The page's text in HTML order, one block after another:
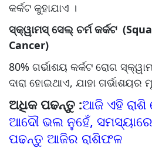
କର୍କଟ କୁହାଯାଏ ।
ସ୍କ୍ୱାମସ୍ ସେଲ୍ ଚର୍ମ କର୍କଟ
Cancer)
80% ଗର୍ଭାଶୟ କର୍କଟ ରୋଗ
ଦାରା ହୋଇଥାଏ, ଯାହା
ଅଧିକ ପଢନ୍ତୁ :ଆଜି ଏହି
ଆଦୌ ଭଲ ନୁହେଁ,
ପଢନ୍ତୁ ଆଜିର ରାଶିଫଳ